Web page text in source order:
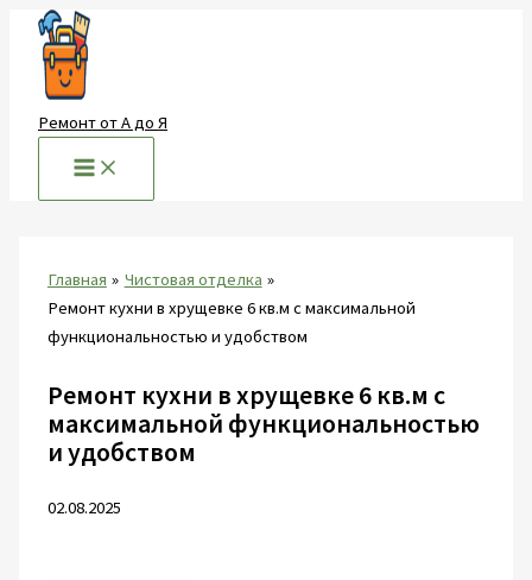
Перейти
содержимому
Ремонт от А до Я
Главная
Чистовая отделка
Ремонт кухни в хрущевке 6 кв.м с максимальной
функциональностью и удобством
Ремонт кухни в хрущевке 6 кв.м с
максимальной функциональностью
и удобством
02.08.2025